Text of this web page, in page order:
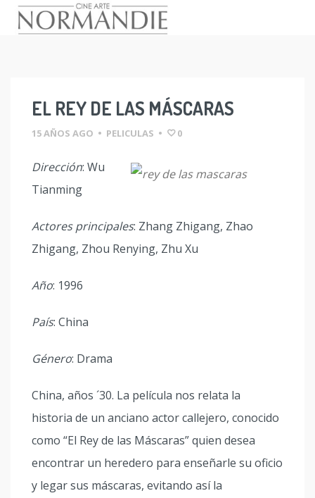
EL REY DE LAS MÁSCARAS
15 AÑOS AGO • PELICULAS • 0
Dirección: Wu
Tianming
Actores principales: Zhang Zhigang, Zhao
Zhigang, Zhou Renying, Zhu Xu
Año: 1996
País: China
Género: Drama
China, años ´30. La película nos relata la
historia de un anciano actor callejero, conocido
como “El Rey de las Máscaras” quien desea
encontrar un heredero para enseñarle su oficio
y legar sus máscaras, evitando así la